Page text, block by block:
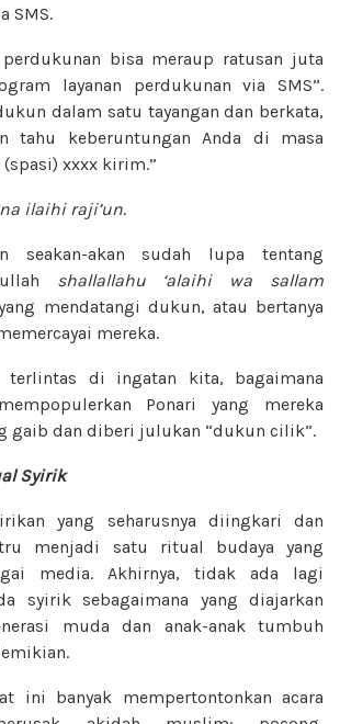
SMS.
bisa meraup ratusan juta
layanan perdukunan via SMS”.
dalam satu tayangan dan berkata,
tahu keberuntungan Anda di masa
(spasi) xxxx kirim.”
ilaihi raji’un.
seakan-akan sudah lupa tentang
shallallahu ‘alaihi wa sallam
mendatangi dukun, atau bertanya
mereka.
terlintas di ingatan kita, bagaimana
Ponari yang mereka
gaib dan diberi julukan “dukun cilik”.
Syirik
seharusnya diingkari dan
menjadi satu ritual budaya yang
media. Akhirnya, tidak ada lagi
syirik sebagaimana yang diajarkan
muda dan anak-anak tumbuh
ini banyak mempertontonkan acara